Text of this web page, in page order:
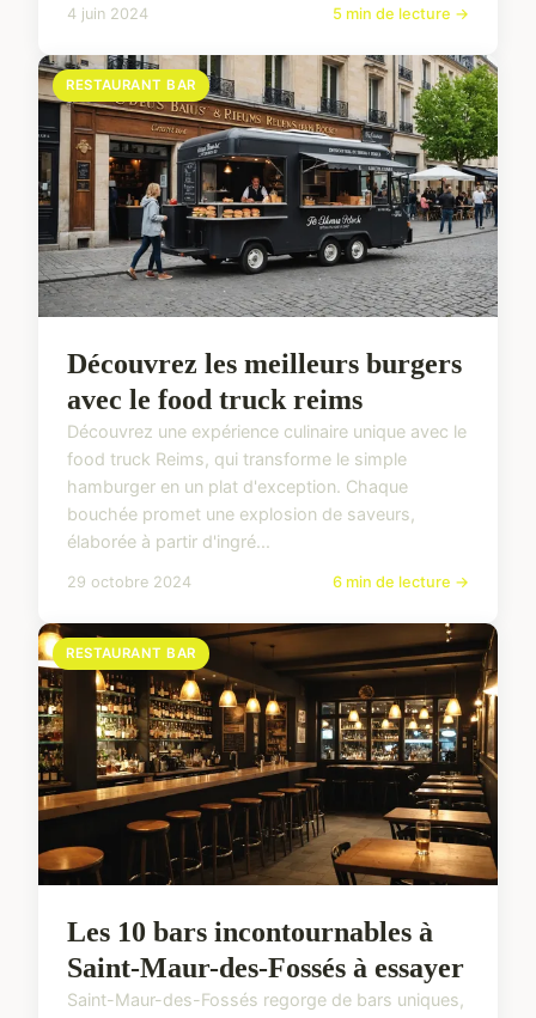
4 juin 2024 5 min de lecture →
RESTAURANT BAR
Découvrez les meilleurs burgers
avec le food truck reims
Découvrez une expérience culinaire unique avec le
food truck Reims, qui transforme le simple
hamburger en un plat d'exception. Chaque
bouchée promet une explosion de saveurs,
élaborée à partir d'ingré...
29 octobre 2024 6 min de lecture →
RESTAURANT BAR
Les 10 bars incontournables à
Saint-Maur-des-Fossés à essayer
Saint-Maur-des-Fossés regorge de bars uniques,